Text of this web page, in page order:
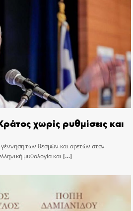
χωρίς ρυθμίσεις και
των θεσμών και αρετών στον
μυθολογία και[…]